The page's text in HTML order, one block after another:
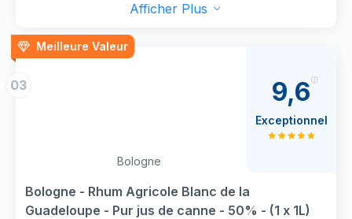
Afficher Plus
Meilleure Valeur
03
Bologne
Bologne - Rhum Agricole Blanc de la
Guadeloupe - Pur jus de canne - 50% - (1 x 1L)
9,6
Exceptionnel